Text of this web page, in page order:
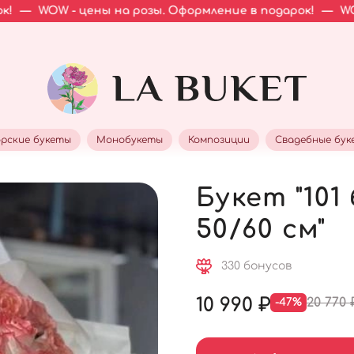
цены на розы. Оформление в подарок! — WOW - цены
букеты Монобукеты Композиции Свадебные
Букет
50/60 см"
330 бонусов
10 990 ₽ -47% 20 770